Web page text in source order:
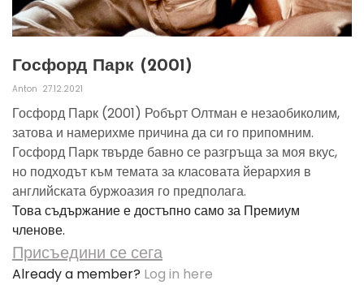
Госфорд Парк (2001)
Anton 27.12.2021
Госфорд Парк (2001) Робърт Олтман е незаобиколим,
затова и намерихме причина да си го припомним.
Госфорд Парк твърде бавно се разгръща за моя вкус,
но подходът към темата за класовата йерархия в
английската буржоазия го предполага.
Това съдържание е достъпно само за Премиум
членове.
Присъедини се сега
Already a member? Log in here